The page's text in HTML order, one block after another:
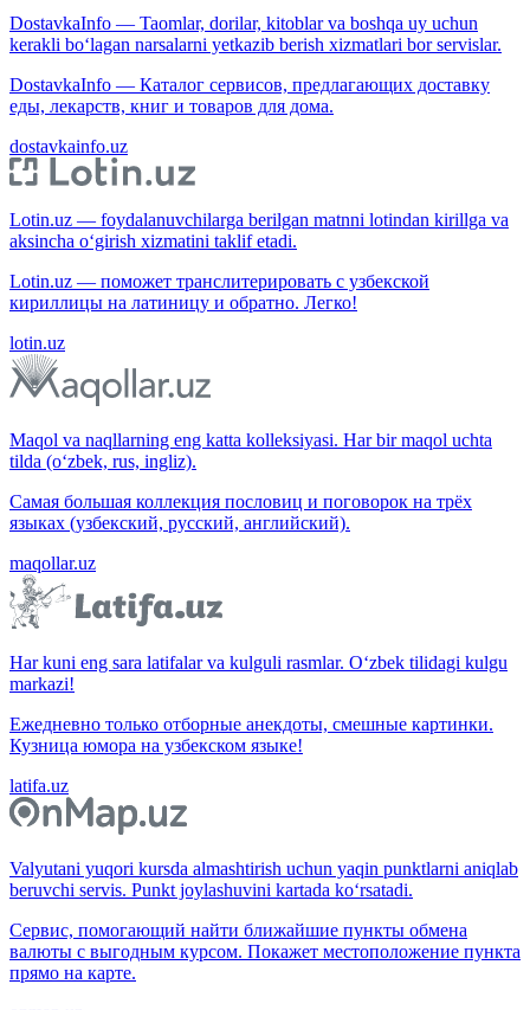
DostavkaInfo — Taomlar, dorilar, kitoblar va boshqa uy uchun
kerakli bo‘lagan narsalarni yetkazib berish xizmatlari bor servislar.
DostavkaInfo — Каталог сервисов, предлагающих доставку
еды, лекарств, книг и товаров для дома.
dostavkainfo.uz
Lotin.uz — foydalanuvchilarga berilgan matnni lotindan kirillga va
aksincha o‘girish xizmatini taklif etadi.
Lotin.uz — поможет транслитерировать с узбекской
кириллицы на латиницу и обратно. Легко!
lotin.uz
Maqol va naqllarning eng katta kolleksiyasi. Har bir maqol uchta
tilda (o‘zbek, rus, ingliz).
Самая большая коллекция пословиц и поговорок на трёх
языках (узбекский, русский, английский).
maqollar.uz
Har kuni eng sara latifalar va kulguli rasmlar. O‘zbek tilidagi kulgu
markazi!
Ежедневно только отборные анекдоты, смешные картинки.
Кузница юмора на узбекском языке!
latifa.uz
Valyutani yuqori kursda almashtirish uchun yaqin punktlarni aniqlab
beruvchi servis. Punkt joylashuvini kartada ko‘rsatadi.
Сервис, помогающий найти ближайшие пункты обмена
валюты с выгодным курсом. Покажет местоположение пункта
прямо на карте.